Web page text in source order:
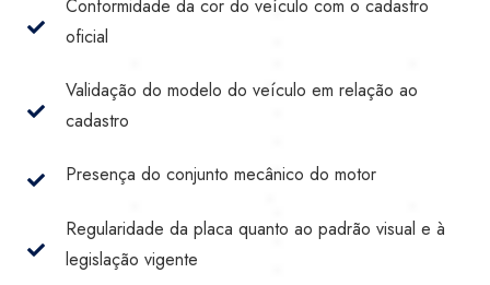
Conformidade da cor do veículo com o cadastro
oficial
Validação do modelo do veículo em relação ao
cadastro
Presença do conjunto mecânico do motor
Regularidade da placa quanto ao padrão visual e à
legislação vigente